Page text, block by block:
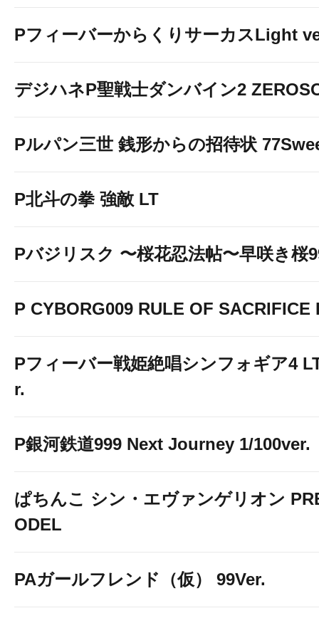
PフィーバーからくりサーカスLight
デジハネP聖戦士ダンバイン2
Pルパン三世 銭形からの招待状
P北斗の拳 強敵 LT
Pバジリスク 〜桜花忍法帖〜早咲き桜
P CYBORG009 RULE OF SACRIFICE
Pフィーバー戦姫絶唱シンフォギア4
r.
P銀河鉄道999 Next Journey 1/100ver.
ぱちんこ シン・エヴァンゲリオン
ODEL
PAガールフレンド（仮） 99Ver.